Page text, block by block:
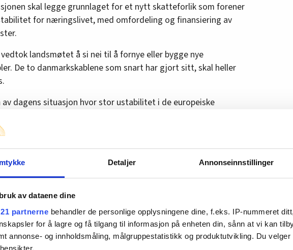
Detaljer Annonseinnstillinger
av dataene dine
partnerne behandler de personlige opplysningene dine, f.eks. IP-nummeret
for å lagre og få tilgang til informasjon på enheten din, sånn at vi kan
annonse- og innholdsmåling, målgruppestatistikk og produktutvikling. Du
skal legge grunnlaget for et nytt skatteforlik som forener
for næringslivet, med omfordeling og finansiering av
landsmøtet å si nei til å fornye eller bygge nye
De to danmarkskablene som snart har gjort sitt, skal heller
av dagens situasjon hvor stor ustabilitet i de europeiske
eller legge til rette for nye utenlandskabler i kommende
med en fastpris på 40 øre per kilowattime, pluss moms og
vedtatt. Samtidig vil videreutvikle ordningen med
for næringslivet slik at den er bedre tilpasset små og